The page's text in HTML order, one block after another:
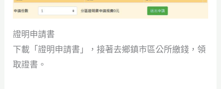
證明申請書
下載「證明申請書」，接著去鄉鎮市區公所繳錢，領
取證書。